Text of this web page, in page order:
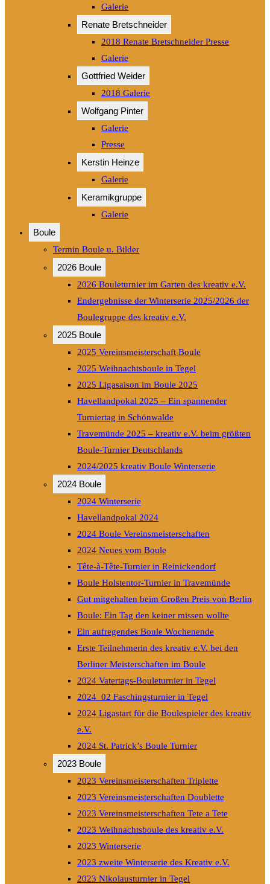
Galerie
Renate Bretschneider
2018 Renate Bretschneider Presse
Galerie
Gottfried Weider
2018 Galerie
Wolfgang Pinter
Galerie
Presse
Kerstin Heinze
Galerie
Keramikgruppe
Galerie
Boule
Termin Boule u. Bilder
2026 Boule
2026 Bouleturnier im Garten des kreativ e.V.
Endergebnisse der Winterserie 2025/2026 der
Boulegruppe des kreativ e.V.
2025 Boule
2025 Vereinsmeisterschaft Boule
2025 Weihnachtsboule in Tegel
2025 Ligasaison im Boule 2025
Havellandpokal 2025 – Ein spannender
Turniertag in Schönwalde
Travemünde 2025 – kreativ e.V. beim größten
Boule-Turnier Deutschlands
2024/2025 kreativ Boule Winterserie
2024 Boule
2024 Winterserie
Havellandpokal 2024
2024 Boule Vereinsmeisterschaften
2024 Neues vom Boule
Tête-à-Tête-Turnier in Reinickendorf
Boule Holstentor-Turnier in Travemünde
Gut mitgehalten beim Großen Preis von Berlin
Boule: Ein Tag den keiner missen wollte
Ein aufregendes Boule Wochenende
Erste Teilnehmerin des kreativ e.V. bei den
Berliner Meisterschaften im Boule
2024 Vatertags-Bouleturnier in Tegel
2024_02 Faschingsturnier in Tegel
2024 Ligastart für die Boulespieler des kreativ
e.V.
2024 St. Patrick’s Boule Turnier
2023 Boule
2023 Vereinsmeisterschaften Triplette
2023 Vereinsmeisterschaften Doublette
2023 Vereinsmeisterschaften Tete a Tete
2023 Weihnachtsboule des kreativ e.V.
2023 Winterserie
2023 zweite Winterserie des Kreativ e.V.
2023 Nikolausturnier in Tegel